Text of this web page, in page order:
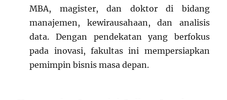
MBA, magister, dan doktor di bidang
manajemen, kewirausahaan, dan analisis
data. Dengan pendekatan yang berfokus
pada inovasi, fakultas ini mempersiapkan
pemimpin bisnis masa depan.